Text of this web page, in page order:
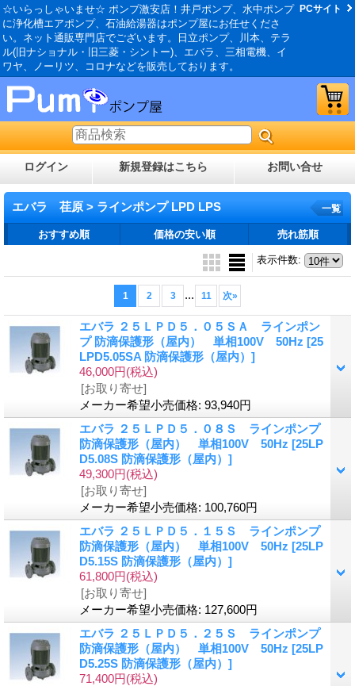
☆いらっしゃいませ☆ ポンプ激安店！井戸ポンプ、水中ポンプ
に浄化槽エアポンプ、石油給湯器はポンプ屋にお任せくださ
い。ネット通販専門店でございます。日立ポンプ、川本、テラ
ル(旧ナショナル・旧三菱・シントー)、エバラ、三相電機、イ
ワヤ、ノーリツ、コロナなどを販売しております。
PCサイト
ログイン 新規登録はこちら お問い合せ
エバラ 荏原 > ラインポンプ LPD LPS 一覧
おすすめ順 価格の安い順 売れ筋順
表示件数:
1 2 3 ... 11 次»
エバラ ２５ＬＰＤ５．０５ＳＡ ラインポン
プ 防滴保護形（屋内） 単相100V 50Hz [25
LPD5.05SA 防滴保護形（屋内）]
46,000円(税込)
[お取り寄せ]
メーカー希望小売価格: 93,940円
エバラ ２５ＬＰＤ５．０８Ｓ ラインポンプ
防滴保護形（屋内） 単相100V 50Hz [25LP
D5.08S 防滴保護形（屋内）]
49,300円(税込)
[お取り寄せ]
メーカー希望小売価格: 100,760円
エバラ ２５ＬＰＤ５．１５Ｓ ラインポンプ
防滴保護形（屋内） 単相100V 50Hz [25LP
D5.15S 防滴保護形（屋内）]
61,800円(税込)
[お取り寄せ]
メーカー希望小売価格: 127,600円
エバラ ２５ＬＰＤ５．２５Ｓ ラインポンプ
防滴保護形（屋内） 単相100V 50Hz [25LP
D5.25S 防滴保護形（屋内）]
71,400円(税込)